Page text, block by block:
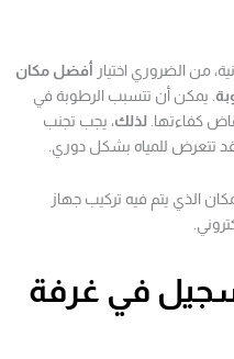
من الضروري اختيار أفضل مكان
. يمكن أن تتسبب الرطوبة في
كفاءتها. لذلك، يجب تجنب
قد تتعرض للمياه بشكل دوري.
الذي يتم فيه تركيب جهاز
في غرفة